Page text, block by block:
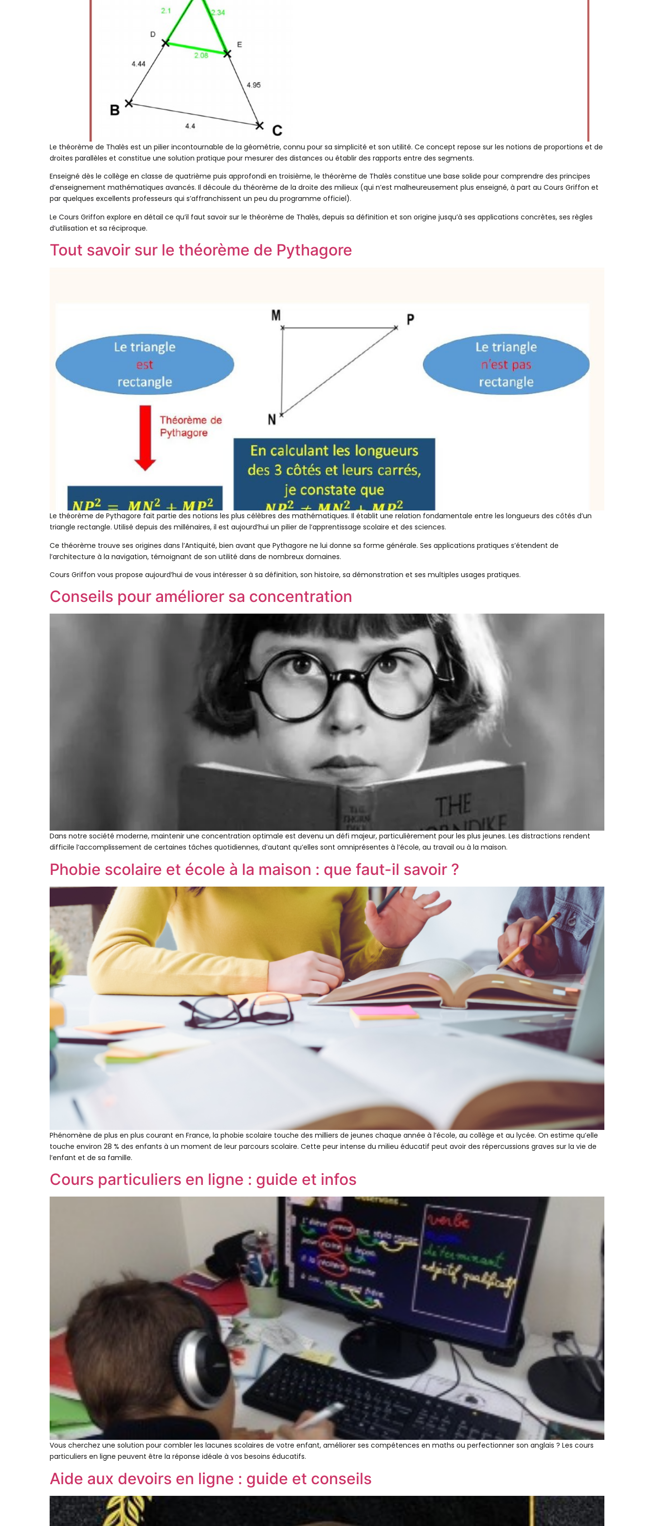
Le théorème de Thalès est un pilier incontournable de la géométrie, connu pour sa simplicité et son utilité. Ce concept repose sur les notions de proportions et de
droites parallèles et constitue une solution pratique pour mesurer des distances ou établir des rapports entre des segments.
Enseigné dès le collège en classe de quatrième puis approfondi en troisième, le théorème de Thalès constitue une base solide pour comprendre des principes
d’enseignement mathématiques avancés. Il découle du théorème de la droite des milieux (qui n’est malheureusement plus enseigné, à part au Cours Griffon et
par quelques excellents professeurs qui s’affranchissent un peu du programme officiel).
Le Cours Griffon explore en détail ce qu’il faut savoir sur le théorème de Thalès, depuis sa définition et son origine jusqu’à ses applications concrètes, ses règles
d’utilisation et sa réciproque.
Tout savoir sur le théorème de Pythagore
Le théorème de Pythagore fait partie des notions les plus célèbres des mathématiques. Il établit une relation fondamentale entre les longueurs des côtés d’un
triangle rectangle. Utilisé depuis des millénaires, il est aujourd’hui un pilier de l’apprentissage scolaire et des sciences.
Ce théorème trouve ses origines dans l’Antiquité, bien avant que Pythagore ne lui donne sa forme générale. Ses applications pratiques s’étendent de
l’architecture à la navigation, témoignant de son utilité dans de nombreux domaines.
Cours Griffon vous propose aujourd’hui de vous intéresser à sa définition, son histoire, sa démonstration et ses multiples usages pratiques.
Conseils pour améliorer sa concentration
Dans notre société moderne, maintenir une concentration optimale est devenu un défi majeur, particulièrement pour les plus jeunes. Les distractions rendent
difficile l’accomplissement de certaines tâches quotidiennes, d’autant qu’elles sont omniprésentes à l’école, au travail ou à la maison.
Phobie scolaire et école à la maison : que faut-il savoir ?
Phénomène de plus en plus courant en France, la phobie scolaire touche des milliers de jeunes chaque année à l’école, au collège et au lycée. On estime qu’elle
touche environ 28 % des enfants à un moment de leur parcours scolaire. Cette peur intense du milieu éducatif peut avoir des répercussions graves sur la vie de
l’enfant et de sa famille.
Cours particuliers en ligne : guide et infos
Vous cherchez une solution pour combler les lacunes scolaires de votre enfant, améliorer ses compétences en maths ou perfectionner son anglais ? Les cours
particuliers en ligne peuvent être la réponse idéale à vos besoins éducatifs.
Aide aux devoirs en ligne : guide et conseils